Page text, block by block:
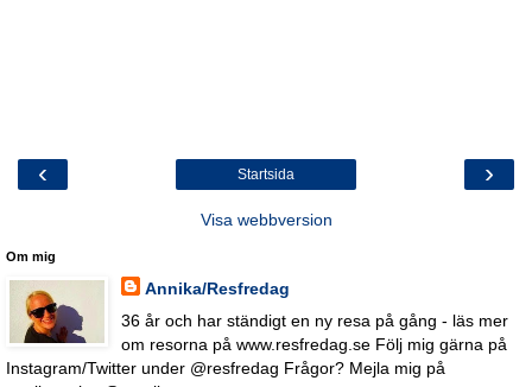
‹ ›
Startsida
Visa webbversion
Om mig
Annika/Resfredag
36 år och har ständigt en ny resa på gång - läs mer
om resorna på www.resfredag.se Följ mig gärna på
Instagram/Twitter under @resfredag Frågor? Mejla mig på